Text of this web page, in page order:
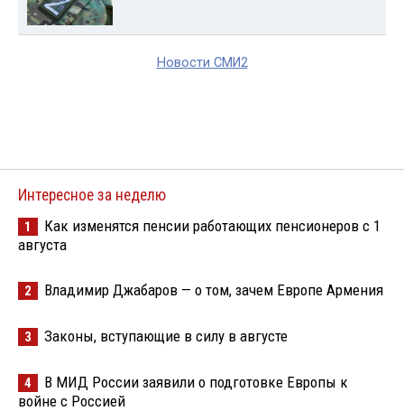
Новости СМИ2
Интересное за неделю
1
Как изменятся пенсии работающих пенсионеров с 1
августа
2 Владимир Джабаров — о том, зачем Европе Армения
3 Законы, вступающие в силу в августе
4
В МИД России заявили о подготовке Европы к
войне с Россией